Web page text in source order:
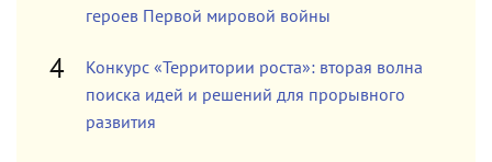
героев Первой мировой войны
Конкурс «Территории роста»: вторая волна
поиска идей и решений для прорывного
развития